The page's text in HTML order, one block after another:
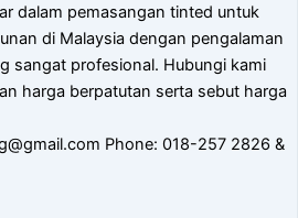
dalam pemasangan tinted untuk
di Malaysia dengan pengalaman
sangat profesional. Hubungi kami
harga berpatutan serta sebut harga
Phone: 018-257 2826 &